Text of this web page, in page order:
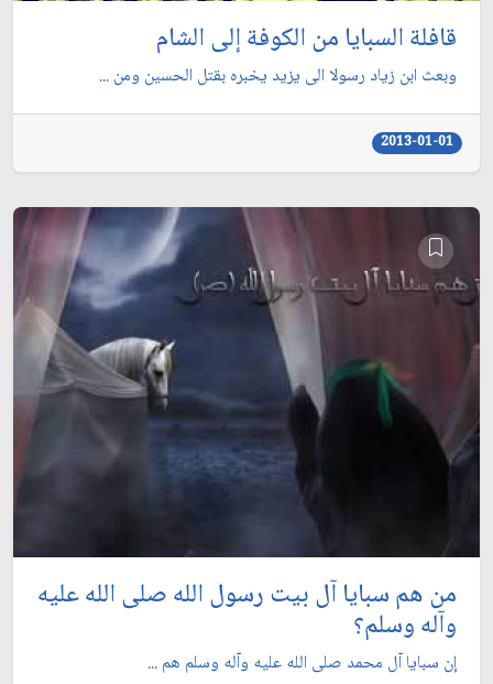
قافلة السبايا من الكوفة إلى الشام
وبعث ابن زياد رسولا الى يزيد يخبره بقتل الحسين ومن ...
2013-01-01
من هم سبايا آل بيت رسول الله صلى الله عليه
وآله وسلم؟
إن سبايا آل محمد صلى الله عليه وآله وسلم هم ...